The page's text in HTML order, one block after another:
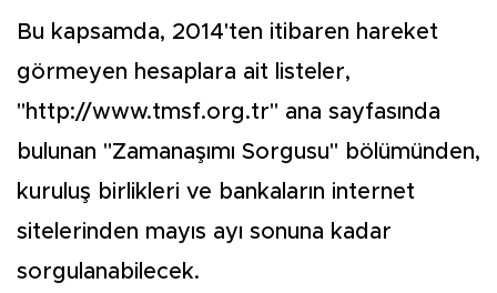
Bu kapsamda, 2014'ten itibaren hareket
görmeyen hesaplara ait listeler,
"http://www.tmsf.org.tr" ana sayfasında
bulunan "Zamanaşımı Sorgusu" bölümünden,
kuruluş birlikleri ve bankaların internet
sitelerinden mayıs ayı sonuna kadar
sorgulanabilecek.